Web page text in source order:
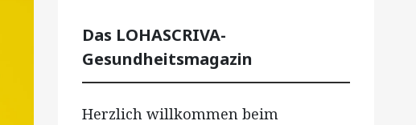
Das LOHASCRIVA-
Gesundheitsmagazin
Herzlich willkommen beim